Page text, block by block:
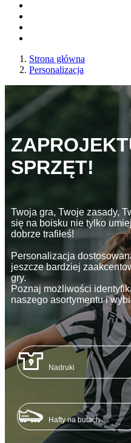
Strona główna
Personalizacja
SPRZĘT!
Twoja gra, Twoje zasady,
się na boisku nie tylko
dobrze trafiłeś!
Personalizacja
jeszcze bardziej
gry.
Poznaj możliwości
naszego asortymentu i
Nadruki
Hafty na butach